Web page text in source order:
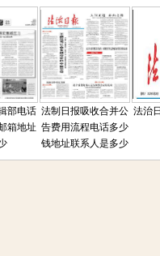
电话
地址
法制日报吸收合并公
告费用流程电话多少
钱地址联系人是多少
法治日